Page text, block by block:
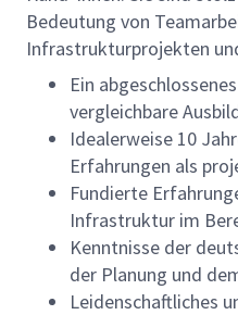
Bedeutung von
Infrastrukturprojekten
Ein
vergleichbare
Idealerweise 10
Erfahrungen als
Fundierte
Infrastruktur im
Kenntnisse der
der Planung und
Leidenschaftliches